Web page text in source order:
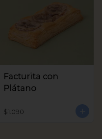
Facturita con
Plátano
$1.090